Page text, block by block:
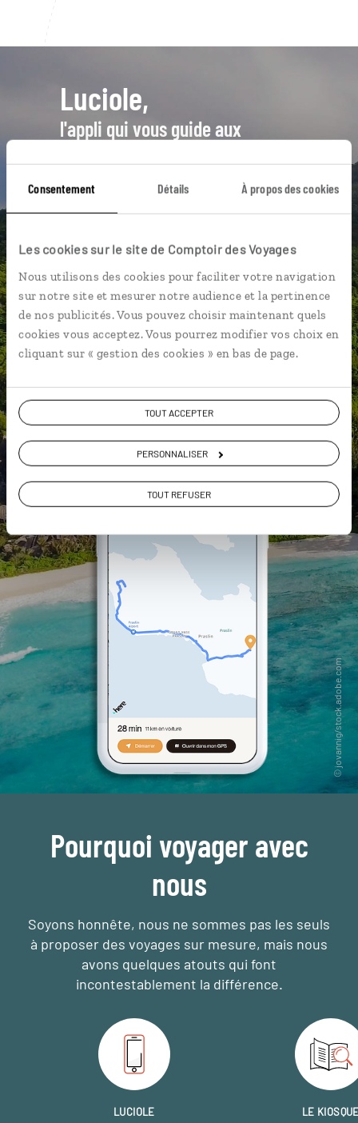
Consentement Détails À propos des cookies
Les cookies sur le site de Comptoir des Voyages
Nous utilisons des cookies pour faciliter votre navigation
sur notre site et mesurer notre audience et la pertinence
de nos publicités. Vous pouvez choisir maintenant quels
cookies vous acceptez. Vous pourrez modifier vos choix en
cliquant sur « gestion des cookies » en bas de page.
TOUT ACCEPTER
PERSONNALISER
TOUT REFUSER
Luciole,
l'appli qui vous guide aux
L’itinéraire vers votre bungalow
Les plus belles plages géolocalisées
L'album souvenirs à composer
vous-même
Pourquoi voyager avec
nous
Soyons honnête, nous ne sommes pas les seuls
à proposer des voyages sur mesure, mais nous
avons quelques atouts qui font
incontestablement la différence.
LUCIOLE
LE